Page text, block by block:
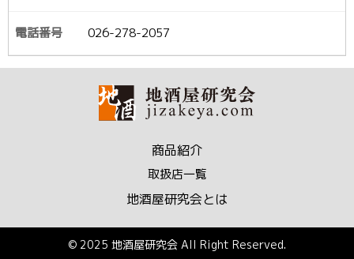
026-278-2057
商品紹介
取扱店一覧
地酒屋研究会とは
© 2025 地酒屋研究会 All Right Reserved.